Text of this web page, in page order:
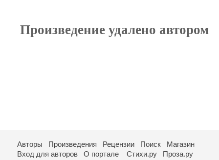
Произведение удалено автором
Авторы Произведения Рецензии Поиск
Магазин
Вход для авторов
О портале Стихи.ру Проза.ру